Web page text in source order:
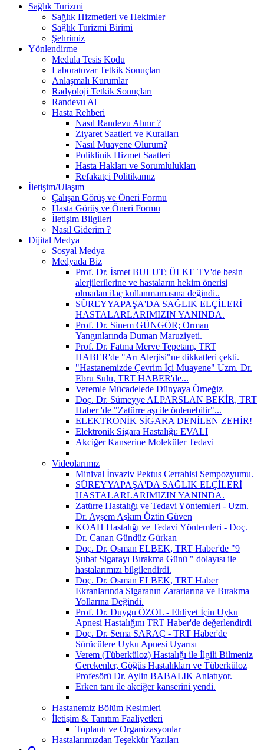
Sağlık Turizmi
Sağlık Hizmetleri ve Hekimler
Sağlık Turizmi Birimi
Şehrimiz
Yönlendirme
Medula Tesis Kodu
Laboratuvar Tetkik Sonuçları
Anlaşmalı Kurumlar
Radyoloji Tetkik Sonuçları
Randevu Al
Hasta Rehberi
Nasıl Randevu Alınır ?
Ziyaret Saatleri ve Kuralları
Nasıl Muayene Olurum?
Poliklinik Hizmet Saatleri
Hasta Hakları ve Sorumlulukları
Refakatçi Politikamız
İletişim/Ulaşım
Çalışan Görüş ve Öneri Formu
Hasta Görüş ve Öneri Formu
İletişim Bilgileri
Nasıl Giderim ?
Dijital Medya
Sosyal Medya
Medyada Biz
Prof. Dr. İsmet BULUT; ÜLKE TV'de besin
alerjilerilerine ve hastaların hekim önerisi
olmadan ilaç kullanmamasına değindi..
SÜREYYAPAŞA'DA SAĞLIK ELÇİLERİ
HASTALARLARIMIZIN YANINDA.
Prof. Dr. Sinem GÜNGÖR; Orman
Yangınlarında Duman Maruziyeti.
Prof. Dr. Fatma Merve Tepetam, TRT
HABER'de "Arı Alerjisi"ne dikkatleri çekti.
"Hastanemizde Çevrim İçi Muayene" Uzm. Dr.
Ebru Sulu, TRT HABER'de...
Veremle Mücadelede Dünyaya Örneğiz
Doç. Dr. Sümeyye ALPARSLAN BEKİR, TRT
Haber 'de "Zatürre aşı ile önlenebilir"...
ELEKTRONİK SİGARA DENİLEN ZEHİR!
Elektronik Sigara Hastalığı: EVALI
Akciğer Kanserine Moleküler Tedavi
Videolarımız
Minival İnvaziv Pektus Cerrahisi Sempozyumu.
SÜREYYAPAŞA'DA SAĞLIK ELÇİLERİ
HASTALARLARIMIZIN YANINDA.
Zatürre Hastalığı ve Tedavi Yöntemleri - Uzm.
Dr. Ayşem Aşkım Öztin Güven
KOAH Hastalığı ve Tedavi Yöntemleri - Doç.
Dr. Canan Gündüz Gürkan
Doç. Dr. Osman ELBEK, TRT Haber'de "9
Şubat Sigarayı Bırakma Günü " dolayısı ile
hastalarımızı bilgilendirdi.
Doç. Dr. Osman ELBEK, TRT Haber
Ekranlarında Sigaranın Zararlarına ve Bırakma
Yollarına Değindi.
Prof. Dr. Duygu ÖZOL - Ehliyet İçin Uyku
Apnesi Hastalığını TRT Haber'de değerlendirdi
Doç. Dr. Sema SARAÇ - TRT Haber'de
Sürücülere Uyku Apnesi Uyarısı
Verem (Tüberküloz) Hastalığı ile İlgili Bilmeniz
Gerekenler, Göğüs Hastalıkları ve Tüberküloz
Profesörü Dr. Aylin BABALIK Anlatıyor.
Erken tanı ile akciğer kanserini yendi.
Hastanemiz Bölüm Resimleri
İletişim & Tanıtım Faaliyetleri
Toplantı ve Organizasyonlar
Hastalarımızdan Teşekkür Yazıları